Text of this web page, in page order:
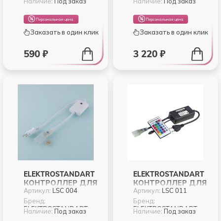
ОДНОСТОРОННИЙ
(10PKT)
ЛЕНТЫ 5050 ГИБКИЙ
Персональная цена
Заказать в один клик
590 ₽
Персональная цена
Заказать в один клик
3 220 ₽
ELEKTROSTANDART
КОНТРОЛЛЕР ДЛЯ
НЕОНА LS001 220V
5050 RGB (LSC 004)
Артикул: LSC 004
Бренд:
ELEKTROSTANDART
Наличие: Под заказ
ELEKTROSTANDART
КОНТРОЛЛЕР ДЛЯ
НЕОНА LS001 220V
5050 RGB (LSC 011)
Артикул: LSC 011
Бренд:
ELEKTROSTANDART
Наличие: Под заказ